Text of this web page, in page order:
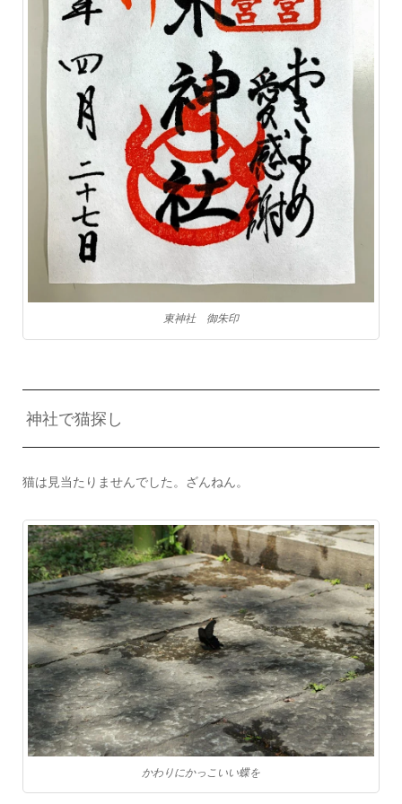
東神社 御朱印
神社で猫探し
猫は見当たりませんでした。ざんねん。
かわりにかっこいい蝶を